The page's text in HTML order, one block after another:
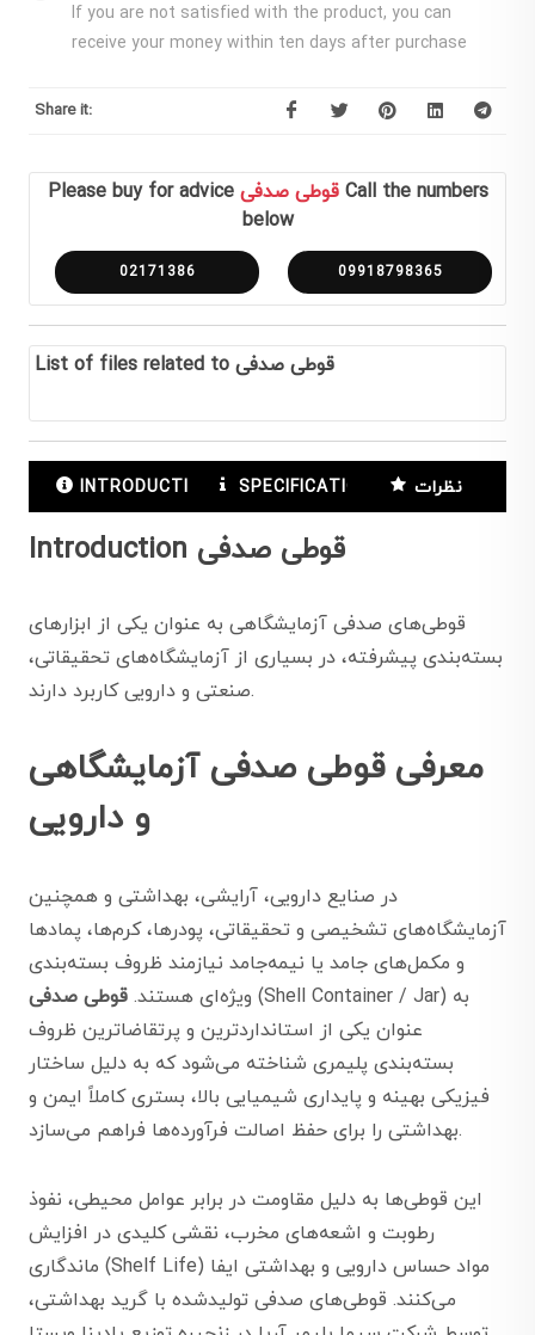
If you are not satisfied with the product, you can
receive your money within ten days after purchase
Share it:
Please buy for advice قوطی صدفی Call the numbers
below
02171386 09918798365
List of files related to قوطی صدفی
INTRODUCTION SPECIFICATIONS نظرات
Introduction قوطی صدفی
قوطی‌های صدفی آزمایشگاهی به عنوان یکی از ابزارهای
بسته‌بندی پیشرفته، در بسیاری از آزمایشگاه‌های تحقیقاتی،
صنعتی و دارویی کاربرد دارند.
معرفی قوطی صدفی آزمایشگاهی
و دارویی
در صنایع دارویی، آرایشی، بهداشتی و همچنین
آزمایشگاه‌های تشخیصی و تحقیقاتی، پودرها، کرم‌ها، پمادها
و مکمل‌های جامد یا نیمه‌جامد نیازمند ظروف بسته‌بندی
ویژه‌ای هستند. قوطی صدفی
(Shell Container / Jar) به
عنوان یکی از استانداردترین و پرتقاضاترین ظروف
بسته‌بندی پلیمری شناخته می‌شود که به دلیل ساختار
فیزیکی بهینه و پایداری شیمیایی بالا، بستری کاملاً ایمن و
بهداشتی را برای حفظ اصالت فرآورده‌ها فراهم می‌سازد.
این قوطی‌ها به دلیل مقاومت در برابر عوامل محیطی، نفوذ
رطوبت و اشعه‌های مخرب، نقشی کلیدی در افزایش
ماندگاری (Shelf Life) مواد حساس دارویی و بهداشتی ایفا
می‌کنند. قوطی‌های صدفی تولیدشده با گرید بهداشتی،